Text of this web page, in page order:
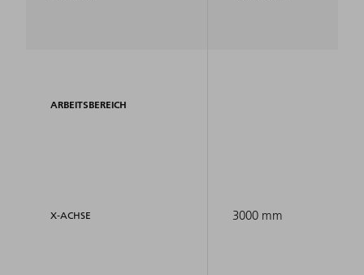
ARBEITSBEREICH
X-ACHSE 3000 mm